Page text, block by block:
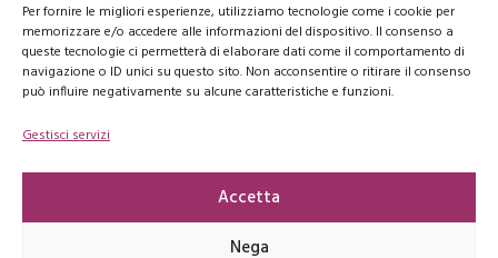
Per fornire le migliori esperienze, utilizziamo tecnologie come i cookie per
memorizzare e/o accedere alle informazioni del dispositivo. Il consenso a
queste tecnologie ci permetterà di elaborare dati come il comportamento di
navigazione o ID unici su questo sito. Non acconsentire o ritirare il consenso
può influire negativamente su alcune caratteristiche e funzioni.
Gestisci servizi
Accetta
Nega
INSTAGRAM